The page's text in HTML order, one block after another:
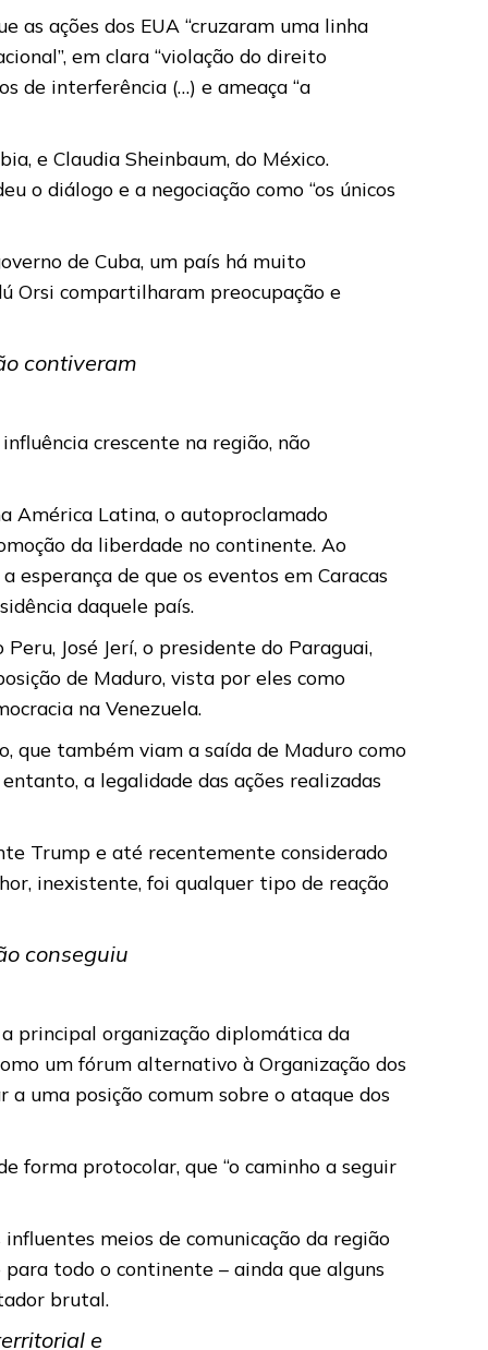
as ações dos EUA “cruzaram uma linha
em clara “violação do direito
de interferência (…) e ameaça “a
e Claudia Sheinbaum, do México.
o diálogo e a negociação como “os únicos
de Cuba, um país há muito
Orsi compartilharam preocupação e
contiveram
crescente na região, não
América Latina, o autoproclamado
da liberdade no continente. Ao
esperança de que os eventos em Caracas
daquele país.
José Jerí, o presidente do Paraguai,
de Maduro, vista por eles como
na Venezuela.
que também viam a saída de Maduro como
a legalidade das ações realizadas
Trump e até recentemente considerado
inexistente, foi qualquer tipo de reação
conseguiu
principal organização diplomática da
um fórum alternativo à Organização dos
a uma posição comum sobre o ataque dos
forma protocolar, que “o caminho a seguir
meios de comunicação da região
todo o continente – ainda que alguns
brutal.
e